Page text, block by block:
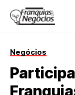
Negócios